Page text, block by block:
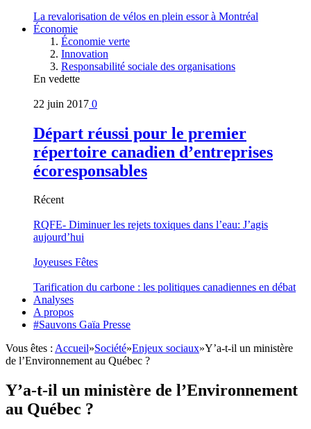
La revalorisation de vélos en plein essor à Montréal
Économie
Économie verte
Innovation
Responsabilité sociale des organisations
En vedette
22 juin 2017 0
Départ réussi pour le premier
répertoire canadien d’entreprises
écoresponsables
Récent
RQFE- Diminuer les rejets toxiques dans l’eau: J’agis
aujourd’hui
Joyeuses Fêtes
Tarification du carbone : les politiques canadiennes en débat
Analyses
A propos
#Sauvons Gaïa Presse
Vous êtes : Accueil»Société»Enjeux sociaux»Y’a-t-il un ministère
de l’Environnement au Québec ?
Y’a-t-il un ministère de l’Environnement
au Québec ?